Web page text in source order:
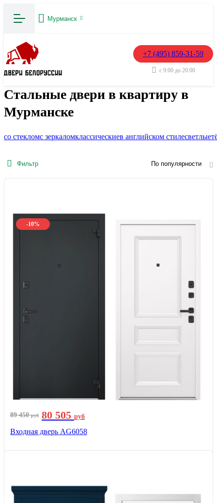
Мурманск
+7 (495) 859-31-59
с 9:00 до 20:00
Стальные двери в квартиру в
Мурманске
со стекломс зеркаломклассическиев английском стилесветлые
Фильтр По популярности
-10%
89 450руб 80 505 руб
Входная дверь AG6058